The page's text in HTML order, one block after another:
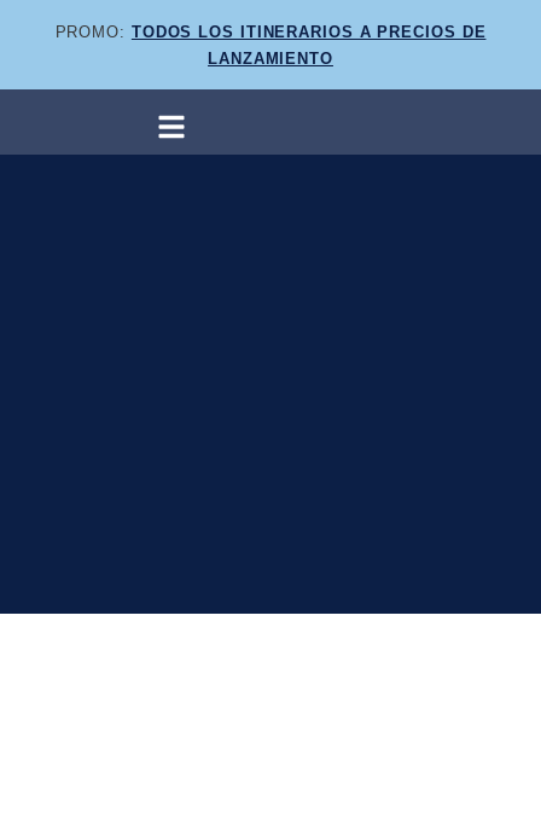
PROMO: TODOS LOS ITINERARIOS A PRECIOS DE
LANZAMIENTO